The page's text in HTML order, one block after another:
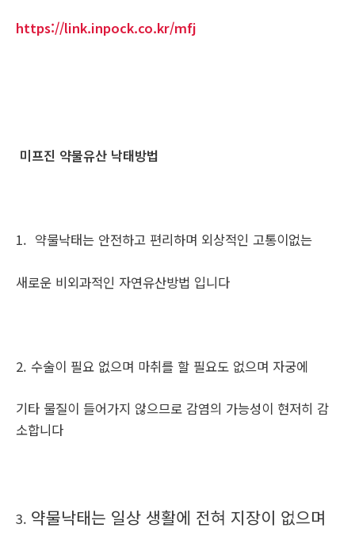
https://link.inpock.co.kr/mfj
미프진 약물유산 낙태방법
1. 약물낙태는 안전하고 편리하며 외상적인 고통이없는
새로운 비외과적인 자연유산방법 입니다
2. 수술이 필요 없으며 마취를 할 필요도 없으며 자궁에
기타 물질이 들어가지 않으므로 감염의 가능성이 현저히 감
소합니다
3. 약물낙태는 일상 생활에 전혀 지장이 없으며